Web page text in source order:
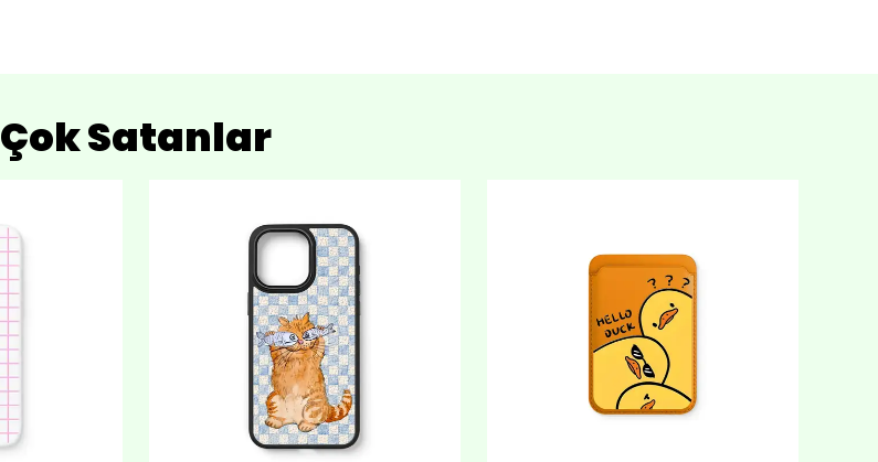
Çok Satanlar